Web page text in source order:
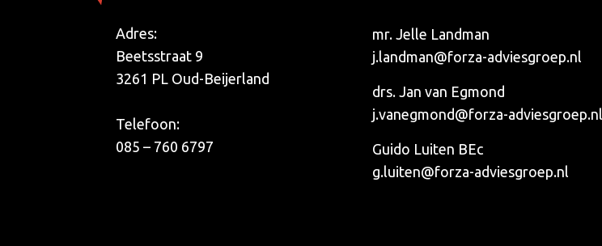
Adres:
Beetsstraat 9
3261 PL Oud-Beijerland
Telefoon:
085 – 760 6797
mr. Jelle Landman
j.landman@forza-adviesgroep.nl
drs. Jan van Egmond
j.vanegmond@forza-adviesgroep.nl
Guido Luiten BEc
g.luiten@forza-adviesgroep.nl